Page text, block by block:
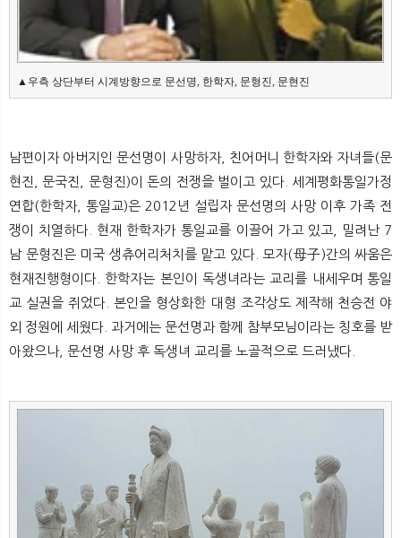
▲우측 상단부터 시계방향으로 문선명, 한학자, 문형진, 문현진
남편이자 아버지인 문선명이 사망하자, 친어머니 한학자와 자녀들(문
현진, 문국진, 문형진)이 돈의 전쟁을 벌이고 있다. 세계평화통일가정
연합(한학자, 통일교)은 2012년 설립자 문선명의 사망 이후 가족 전
쟁이 치열하다. 현재 한학자가 통일교를 이끌어 가고 있고, 밀려난 7
남 문형진은 미국 생츄어리처치를 맡고 있다. 모자(母子)간의 싸움은
현재진행형이다. 한학자는 본인이 독생녀라는 교리를 내세우며 통일
교 실권을 쥐었다. 본인을 형상화한 대형 조각상도 제작해 천승전 야
외 정원에 세웠다. 과거에는 문선명과 함께 참부모님이라는 칭호를 받
아왔으나, 문선명 사망 후 독생녀 교리를 노골적으로 드러냈다.